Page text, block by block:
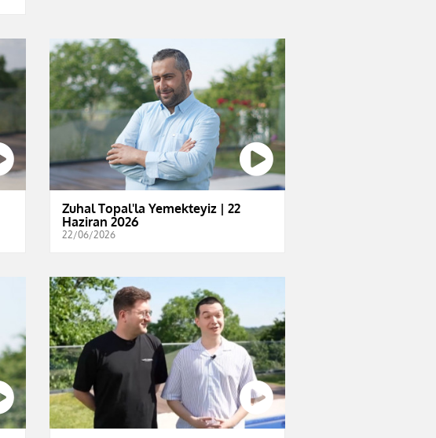
Zuhal Topal'la Yemekteyiz | 22
Haziran 2026
22/06/2026